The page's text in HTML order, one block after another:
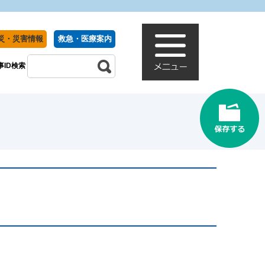
・災害情報 救急・医療案内
ID検索